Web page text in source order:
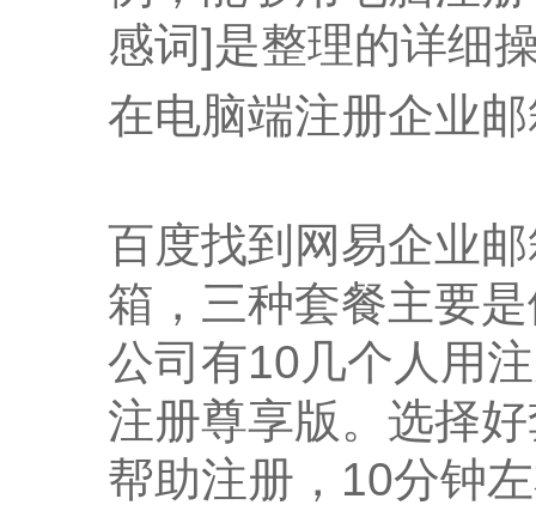
感词]是整理的详细
在电脑端注册企业
百度找到网易企业
箱，三种套餐主要
公司有10几个人用
注册尊享版。选择
帮助注册，10分钟